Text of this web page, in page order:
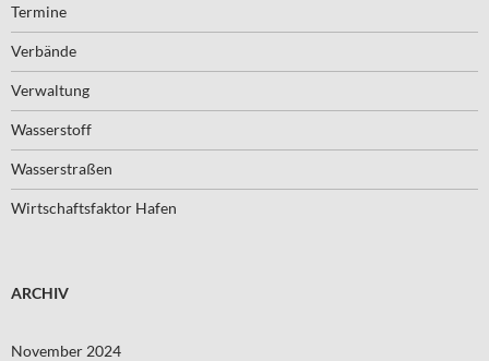
Termine
Verbände
Verwaltung
Wasserstoff
Wasserstraßen
Wirtschaftsfaktor Hafen
ARCHIV
November 2024